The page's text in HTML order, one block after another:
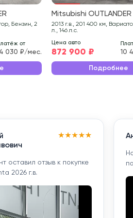
от
030 ₽/мес.
Mitsubishi OUTLANDER
2013 г.в., 201 400 км, Вариатор, Бензин, 2
л., 146 л.с.
Цена авто
872 900 ₽ 10
Подробнее
★★★★★
оставил отзыв к покупке
2026 г.в.